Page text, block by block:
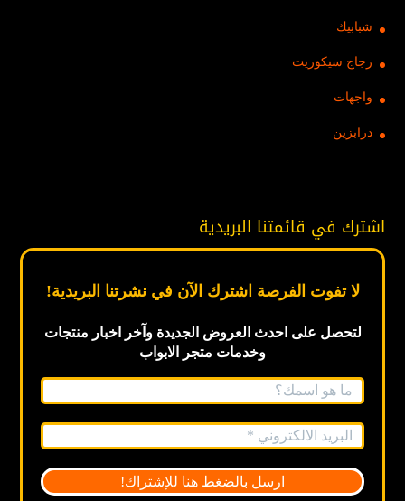
شبابيك
زجاج سيكوريت
واجهات
درابزين
اشترك في قائمتنا البريدية
لا تفوت الفرصة اشترك الآن في نشرتنا البريدية!
لتحصل على احدث العروض الجديدةوآخر اخبار منتجات
وخدمات متجر الابواب